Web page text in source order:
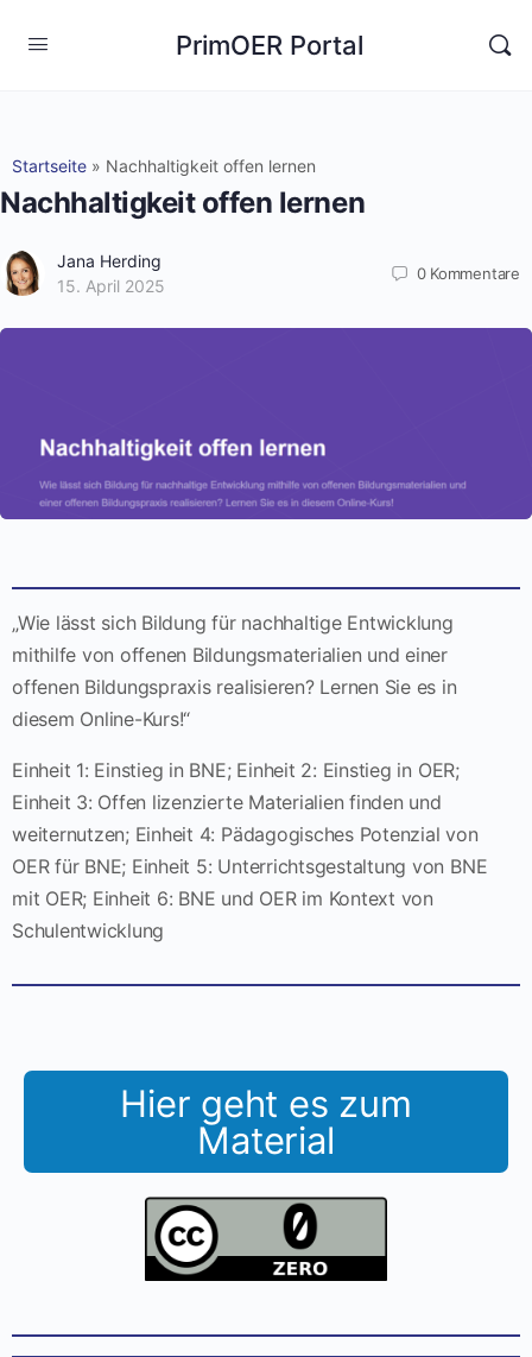
PrimOER Portal
Startseite » Nachhaltigkeit offen lernen
Nachhaltigkeit offen lernen
Jana Herding
15. April 2025
0 Kommentare
„Wie lässt sich Bildung für nachhaltige Entwicklung
mithilfe von offenen Bildungsmaterialien und einer
offenen Bildungspraxis realisieren? Lernen Sie es in
diesem Online-Kurs!“
Einheit 1: Einstieg in BNE; Einheit 2: Einstieg in OER;
Einheit 3: Offen lizenzierte Materialien finden und
weiternutzen; Einheit 4: Pädagogisches Potenzial von
OER für BNE; Einheit 5: Unterrichtsgestaltung von BNE
mit OER; Einheit 6: BNE und OER im Kontext von
Schulentwicklung
Hier geht es zum
Material